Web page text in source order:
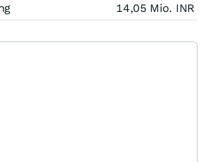
14,05 Mio. INR